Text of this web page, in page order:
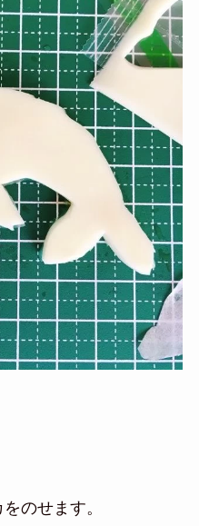
のせます。